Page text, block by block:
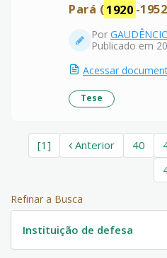
Pará (1920 -
Por
Publicado em
Acessar
Tese
[1] Anterior 40
Refinar a Busca
Instituição de defesa